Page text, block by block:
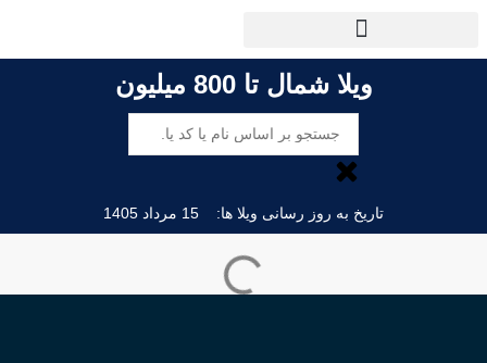
ویلا شمال تا 800 میلیون
تاریخ به روز رسانی ویلا ها: 15 مرداد 1405